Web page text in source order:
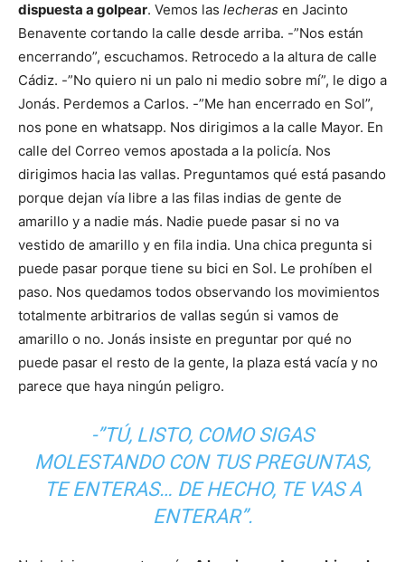
dispuesta a golpear. Vemos las lecheras en Jacinto
Benavente cortando la calle desde arriba. -”Nos están
encerrando”, escuchamos. Retrocedo a la altura de calle
Cádiz. -”No quiero ni un palo ni medio sobre mí”, le digo a
Jonás. Perdemos a Carlos. -”Me han encerrado en Sol”,
nos pone en whatsapp. Nos dirigimos a la calle Mayor. En
calle del Correo vemos apostada a la policía. Nos
dirigimos hacia las vallas. Preguntamos qué está pasando
porque dejan vía libre a las filas indias de gente de
amarillo y a nadie más. Nadie puede pasar si no va
vestido de amarillo y en fila india. Una chica pregunta si
puede pasar porque tiene su bici en Sol. Le prohíben el
paso. Nos quedamos todos observando los movimientos
totalmente arbitrarios de vallas según si vamos de
amarillo o no. Jonás insiste en preguntar por qué no
puede pasar el resto de la gente, la plaza está vacía y no
parece que haya ningún peligro.
-”TÚ, LISTO, COMO SIGAS
MOLESTANDO CON TUS PREGUNTAS,
TE ENTERAS… DE HECHO, TE VAS A
ENTERAR”.